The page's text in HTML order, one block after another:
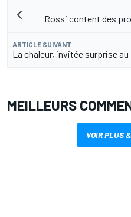
Rossi content des
ARTICLE SUIVANT
La chaleur, invitée surprise au
MEILLEURS
VOIR PLUS